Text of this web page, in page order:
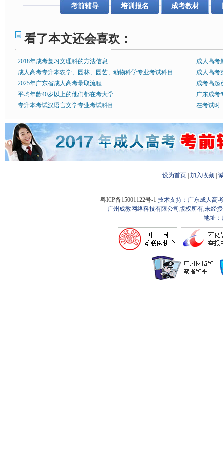
考前辅导 培训报名 成考教材
看了本文还会喜欢：
·2018年成考复习文理科的方法信息
· 成人高考专升本农学、园林、园艺、动物科学专业考试科目
·2025年广东省成人高考录取流程
·平均年龄40岁以上的他们都在考大学
·专升本考试汉语言文学专业考试科目
· 成人高考
· 成人高考
· 成考高起
· 广东成考
·在考试时
设为首页 加入收藏
粤ICP备15001122号-1 技术支持：广东成人高
广州成教网络科技有限公司版权所有,未经
地址：